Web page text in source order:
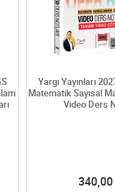
Yargı Yayınları
Matematik Sayısal
Video Ders
340,00